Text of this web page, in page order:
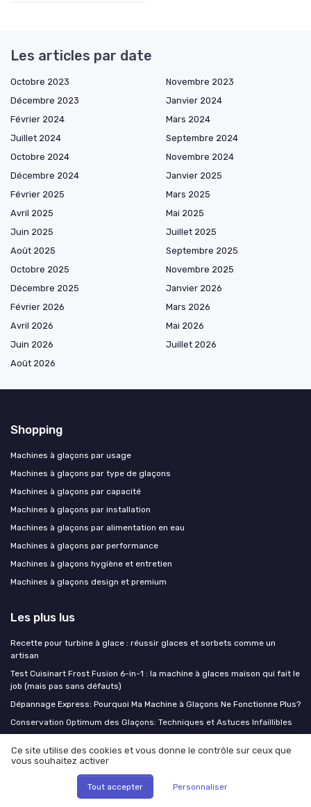
Les articles par date
Octobre 2023
Novembre 2023
Décembre 2023
Janvier 2024
Février 2024
Mars 2024
Juillet 2024
Septembre 2024
Octobre 2024
Novembre 2024
Décembre 2024
Janvier 2025
Février 2025
Mars 2025
Avril 2025
Mai 2025
Juin 2025
Juillet 2025
Août 2025
Septembre 2025
Octobre 2025
Novembre 2025
Décembre 2025
Janvier 2026
Février 2026
Mars 2026
Avril 2026
Mai 2026
Juin 2026
Juillet 2026
Août 2026
Shopping
Machines à glaçons par usage
Machines à glaçons par type de glaçons
Machines à glaçons par capacité
Machines à glaçons par installation
Machines à glaçons par alimentation en eau
Machines à glaçons par performance
Machines à glaçons hygiène et entretien
Machines à glaçons design et premium
Les plus lus
Recette pour turbine à glace : réussir glaces et sorbets comme un
artisan
Test Cuisinart Frost Fusion 6-in-1 : la machine à glaces maison qui fait le
job (mais pas sans défauts)
Dépannage Express: Pourquoi Ma Machine à Glaçons Ne Fonctionne Plus?
Conservation Optimum des Glaçons: Techniques et Astuces Infaillibles
Les derniers articles
Sirops maison pour cocktails : trois recettes de base qui remplacent une
Ce site utilise des cookies et vous donne le contrôle sur ceux que
vous souhaitez activer
Tout accepter Personnaliser